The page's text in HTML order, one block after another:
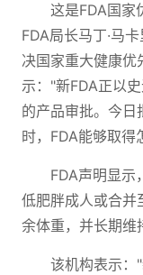
这是FDA国家
FDA局长马丁·马
决国家重大健康优
示："新FDA正以
的产品审批。今日
时，FDA能够取得
FDA声明显示
低肥胖成人或合并
余体重，并长期维
该机构表示：